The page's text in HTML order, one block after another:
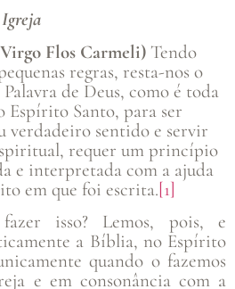
Virgo Flos Carmeli) Tendo
regras, resta-nos o
de Deus, como é toda
Santo, para ser
verdadeiro sentido e servir
requer um princípio
e interpretada com a ajuda
em que foi escrita.[1]
isso? Lemos, pois, e
a Bíblia, no Espírito
quando o fazemos
e em consonância com a